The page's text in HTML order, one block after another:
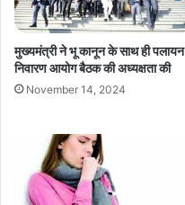
मुख्यमंत्री ने भू कानून के साथ ही पलायन
निवारण आयोग बैठक की अध्यक्षता की
November 14, 2024